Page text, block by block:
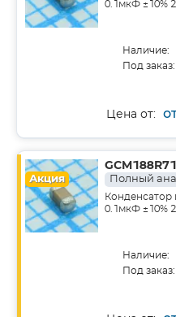
0.1мкФ ±10%
Наличие:
Под заказ:
Цена от:
Акция Полный
Конденсатор
0.1мкФ ±10%
Наличие:
Под заказ: